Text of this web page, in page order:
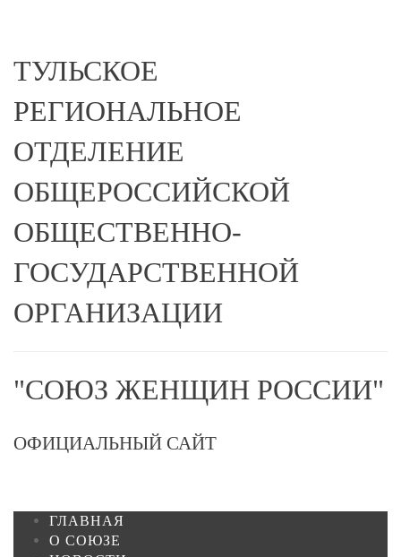
ТУЛЬСКОЕ
РЕГИОНАЛЬНОЕ
ОТДЕЛЕНИЕ
ОБЩЕРОССИЙСКОЙ
ОБЩЕСТВЕННО-
ГОСУДАРСТВЕННОЙ
ОРГАНИЗАЦИИ
"СОЮЗ ЖЕНЩИН РОССИИ"
ОФИЦИАЛЬНЫЙ САЙТ
ГЛАВНАЯ
О СОЮЗЕ